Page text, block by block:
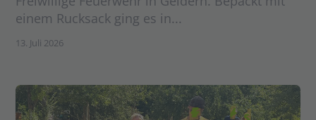
einem Rucksack ging es in...
13. Juli 2026